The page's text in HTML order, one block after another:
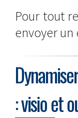
Pour tout
envoyer un
: visio et